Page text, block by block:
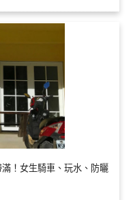
！女生騎車、玩水、防曬